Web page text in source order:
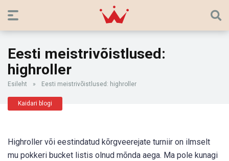
Eesti meistrivõistlused:
highroller
Esileht » Eesti meistrivõistlused: highroller
Kaidari blogi
Highroller või eestindatud kõrgveerejate turniir on ilmselt
mu pokkeri bucket listis olnud mõnda aega. Ma pole kunagi